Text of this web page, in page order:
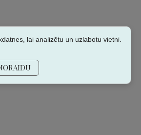
lai analizētu un uzlabotu vietni.